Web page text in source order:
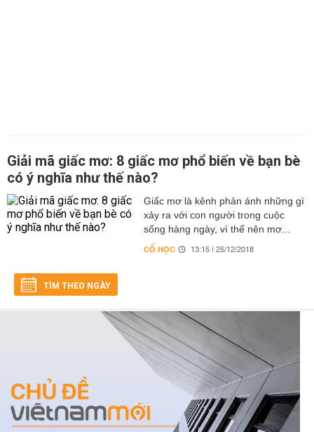
Giải mã giấc mơ: 8 giấc mơ phổ biến về bạn bè
có ý nghĩa như thế nào?
Giấc mơ là kênh phản ánh những gì
xảy ra với con người trong cuộc
sống hàng ngày, vì thế nên mơ...
CỔ HỌC 13:15 | 25/12/2018
TÌM THEO NGÀY